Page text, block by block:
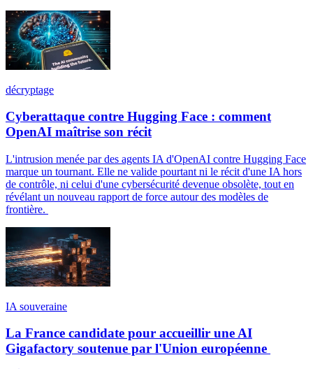
décryptage
Cyberattaque contre Hugging Face : comment
OpenAI maîtrise son récit
L'intrusion menée par des agents IA d'OpenAI contre Hugging Face
marque un tournant. Elle ne valide pourtant ni le récit d'une IA hors
de contrôle, ni celui d'une cybersécurité devenue obsolète, tout en
révélant un nouveau rapport de force autour des modèles de
frontière.
IA souveraine
La France candidate pour accueillir une AI
Gigafactory soutenue par l'Union européenne